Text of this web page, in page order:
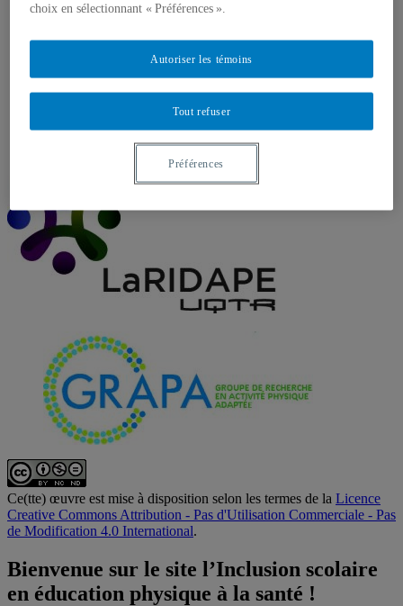
Ce(tte) œuvre est mise à disposition selon les termes de la Licence
Creative Commons Attribution - Pas d'Utilisation Commerciale - Pas
de Modification 4.0 International.
Bienvenue sur le site l’Inclusion scolaire
en éducation physique à la santé !
choix en sélectionnant « Préférences ».
Tout refuser
Autoriser les témoins
Préférences